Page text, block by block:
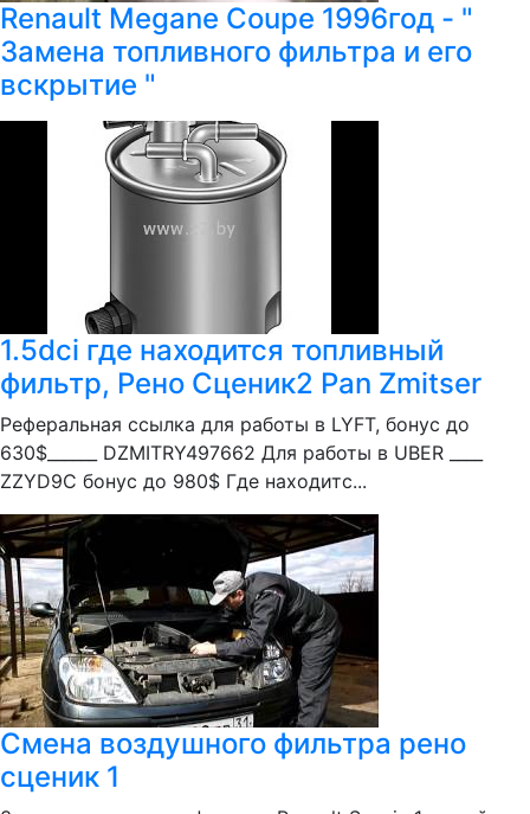
Renault Megane Coupe 1996год - "
Замена топливного фильтра и его
вскрытие "
1.5dci где находится топливный
фильтр, Рено Сценик2 Pan Zmitser
Реферальная ссылка для работы в LYFT, бонус до
630$______ DZMITRY497662 Для работы в UBER ____
ZZYD9C бонус до 980$ Где находитс...
Смена воздушного фильтра рено
сценик 1